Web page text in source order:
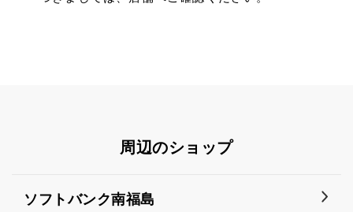
周辺のショップ
ソフトバンク南福島